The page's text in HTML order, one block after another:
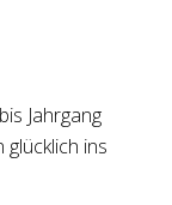
Jahrgang
ins